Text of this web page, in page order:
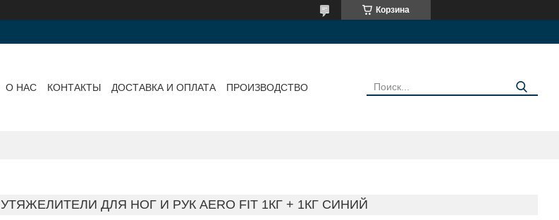
Корзина
О НАС КОНТАКТЫ ДОСТАВКА И ОПЛАТА ПРОИЗВОДСТВО
УТЯЖЕЛИТЕЛИ ДЛЯ НОГ И РУК AERO FIT 1КГ + 1КГ СИНИЙ